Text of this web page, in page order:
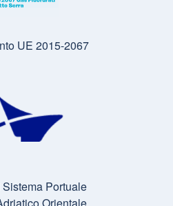
UE 2015-2067
Portuale
Orientale